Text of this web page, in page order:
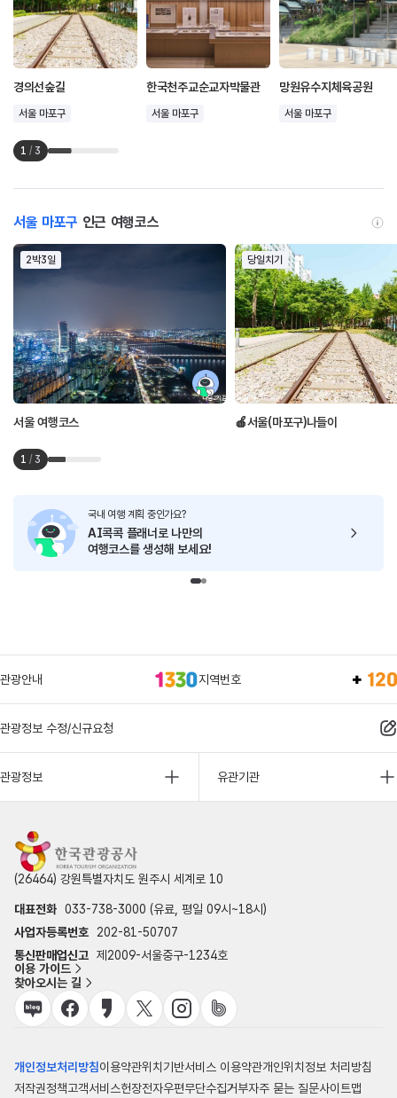
경의선숲길
서울 마포구
한국천주교순교자박물관
서울 마포구
망원유수지체육공원
서울 마포구
1 / 3
서울 마포구 인근 여행코스
2박3일
서울 여행코스
당일치기
🍎서울(마포구)나들이
1 / 3
국내 여행 계획 중인가요?
AI콕콕 플래너로 나만의
여행코스를 생성해 보세요!
관광안내 지역번호
관광정보 수정/신규요청
관광정보 유관기관
(26464) 강원특별자치도 원주시 세계로 10
대표전화 033-738-3000 (유료, 평일 09시~18시)
사업자등록번호
202-81-50707
통신판매업신고 제2009-서울중구-1234호
이용 가이드
찾아오시는 길
개인정보처리방침이용약관위치기반서비스 이용약관개인위치정보 처리방침
저작권정책고객서비스헌장전자우편무단수집거부자주 묻는 질문사이트맵